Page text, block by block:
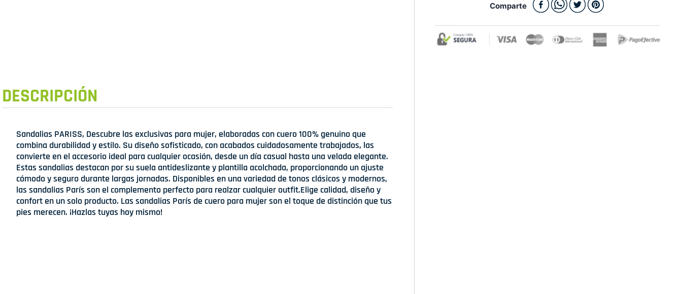
DESCRIPCIÓN
Sandalias PARISS, Descubre las exclusivas para mujer, elaboradas con cuero 100% genuino que
combina durabilidad y estilo. Su diseño sofisticado, con acabados cuidadosamente trabajados, las
convierte en el accesorio ideal para cualquier ocasión, desde un día casual hasta una velada elegante.
Estas sandalias destacan por su suela antideslizante y plantilla acolchada, proporcionando un ajuste
cómodo y seguro durante largas jornadas. Disponibles en una variedad de tonos clásicos y modernos,
las sandalias París son el complemento perfecto para realzar cualquier outfit.Elige calidad, diseño y
confort en un solo producto. Las sandalias París de cuero para mujer son el toque de distinción que tus
pies merecen. ¡Hazlas tuyas hoy mismo!
Comparte